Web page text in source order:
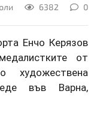
6382 0
Енчо Керязов
от
художествена
във Варна,